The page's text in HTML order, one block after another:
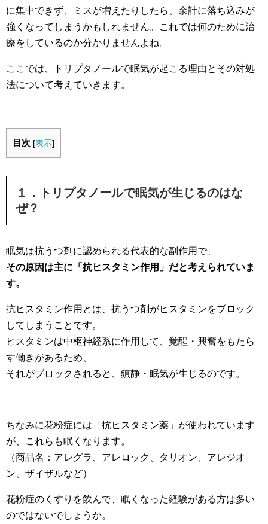
に集中できず、ミスが増えたりしたら、 余計に落ち込みが
強くなってしまうかもしれません。
これでは何のために治
療をしているのか分かりませんよね。
ここでは、トリプタノールで眠気が起こる理由とその対処
法について考えていきます。
目次 [表示]
１．トリプタノールで眠気が生じるのはな
ぜ？
眠気は抗うつ剤に認められる代表的な副作用で、
その原因は主に「抗ヒスタミン作用」だと考えられていま
す。
抗ヒスタミン作用とは、抗うつ剤がヒスタミンをブロック
してしまうことです。
ヒスタミンは中枢神経系に作用して、覚醒・興奮をもたら
す働きがあるため、
それがブロックされると、鎮静・眠気が生じるのです。
ちなみに花粉症には「抗ヒスタミン薬」が使われています
が、これらも眠くなります。
（商品名：アレグラ、アレロック、タリオン、アレジオ
ン、ザイザルなど）
花粉症のくすりを飲んで、眠くなった経験がある方は多い
のではないでしょうか。